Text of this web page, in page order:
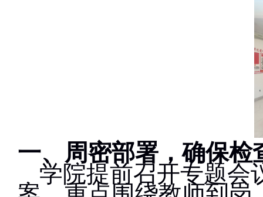
一、周密部署，确保检
学院提前召开专题会